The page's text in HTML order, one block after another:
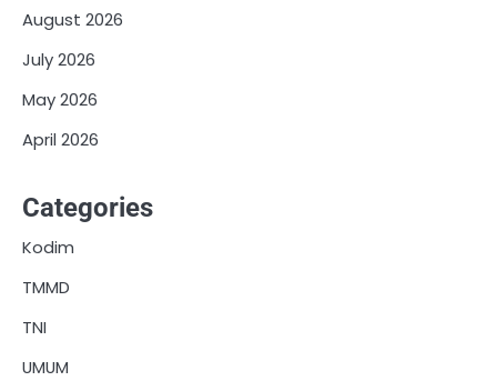
August 2026
July 2026
May 2026
April 2026
Categories
Kodim
TMMD
TNI
UMUM